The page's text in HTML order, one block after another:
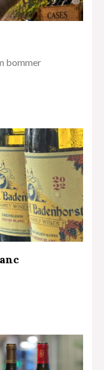
bommer